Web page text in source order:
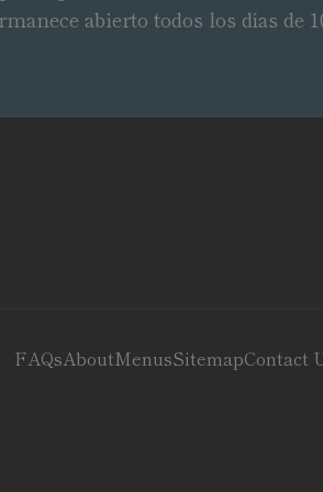
abierto todos los días de
FAQsAboutMenusSitemapContact